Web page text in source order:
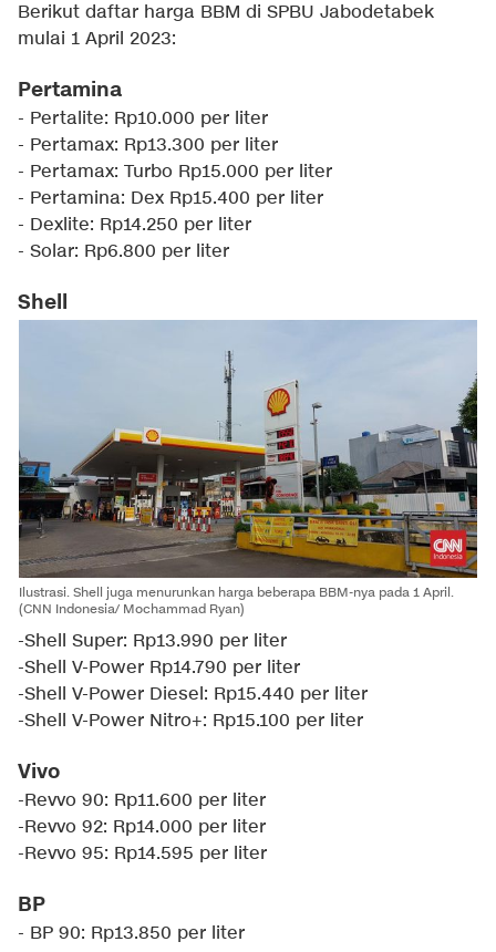
Berikut daftar harga BBM di SPBU Jabodetabek
mulai 1 April 2023:
Pertamina
- Pertalite: Rp10.000 per liter
- Pertamax: Rp13.300 per liter
- Pertamax: Turbo Rp15.000 per liter
- Pertamina: Dex Rp15.400 per liter
- Dexlite: Rp14.250 per liter
- Solar: Rp6.800 per liter
Shell
Ilustrasi. Shell juga menurunkan harga beberapa BBM-nya pada 1 April.
(CNN Indonesia/ Mochammad Ryan)
-Shell Super: Rp13.990 per liter
-Shell V-Power Rp14.790 per liter
-Shell V-Power Diesel: Rp15.440 per liter
-Shell V-Power Nitro+: Rp15.100 per liter
Vivo
-Revvo 90: Rp11.600 per liter
-Revvo 92: Rp14.000 per liter
-Revvo 95: Rp14.595 per liter
BP
- BP 90: Rp13.850 per liter